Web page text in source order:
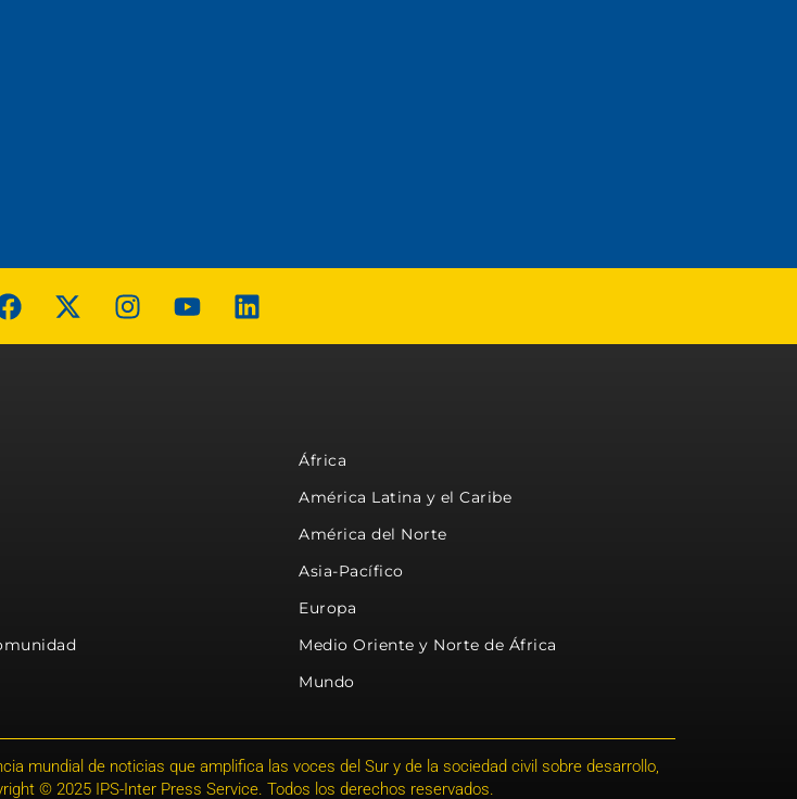
África
América Latina y el Caribe
América del Norte
Asia-Pacífico
Europa
Medio Oriente y Norte de África
Mundo
mundial de noticias que amplifica las voces del Sur y de la sociedad civil sobre desarrollo,
© 2025 IPS-Inter Press Service. Todos los derechos reservados.